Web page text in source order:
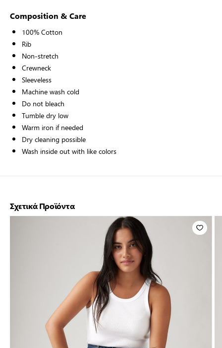
Composition & Care
100% Cotton
Rib
Non-stretch
Crewneck
Sleeveless
Machine wash cold
Do not bleach
Tumble dry low
Warm iron if needed
Dry cleaning possible
Wash inside out with like colors
Σχετικά Προϊόντα